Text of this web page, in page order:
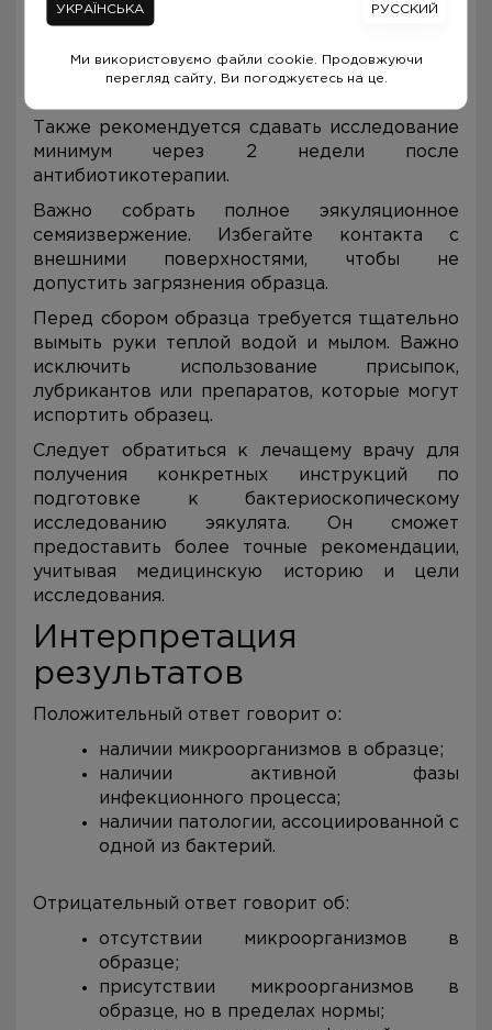
через 7 дней после выздоровления;
дня.
Также рекомендуется сдавать исследование
минимум через 2 недели после
антибиотикотерапии.
Важно собрать полное эякуляционное
семяизвержение. Избегайте контакта с
внешними поверхностями, чтобы не
допустить загрязнения образца.
Перед сбором образца требуется тщательно
вымыть руки теплой водой и мылом. Важно
исключить использование присыпок,
лубрикантов или препаратов, которые могут
испортить образец.
Следует обратиться к лечащему врачу для
получения конкретных инструкций по
подготовке к бактериоскопическому
исследованию эякулята. Он сможет
предоставить более точные рекомендации,
учитывая медицинскую историю и цели
исследования.
Интерпретация
результатов
Положительный ответ говорит о:
наличии микроорганизмов в образце;
наличии активной фазы
инфекционного процесса;
наличии патологии, ассоциированной с
одной из бактерий.
Отрицательный ответ говорит об:
отсутствии микроорганизмов в
образце;
присутствии микроорганизмов в
образце, но в пределах нормы;
УКРАЇНСЬКА РУССКИЙ
Ми використовуємо файли cookie. Продовжуючи
перегляд сайту, Ви погоджуєтесь на це.